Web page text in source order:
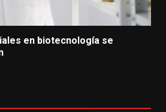
en biotecnología se